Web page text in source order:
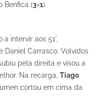
Benfica (3-1).
intervir aos 51',
Daniel Carrasco. Volvidos
pela direita e visou a
Na recarga, Tiago
cortou em cima da